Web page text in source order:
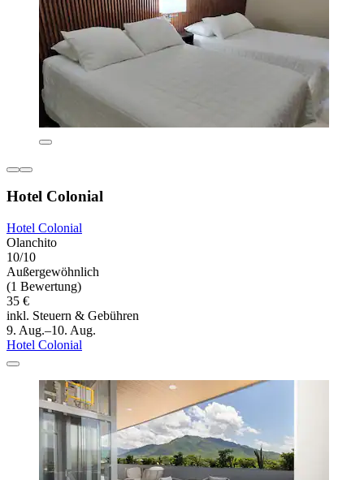
Hotel Colonial
Hotel Colonial
Olanchito
10/10
Außergewöhnlich
(1 Bewertung)
35 €
inkl. Steuern & Gebühren
9. Aug.–10. Aug.
Hotel Colonial